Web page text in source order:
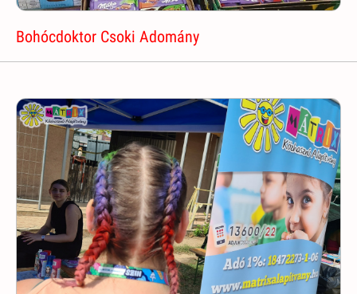
Bohócdoktor Csoki Adomány